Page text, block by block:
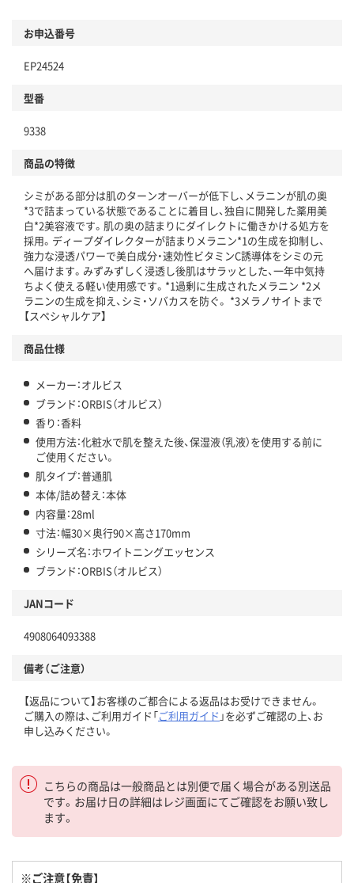
お申込番号
EP24524
型番
9338
商品の特徴
シミがある部分は肌のターンオーバーが低下し、メラニンが肌の奥
*3で詰まっている状態であることに着目し、独自に開発した薬用美
白*2美容液です。肌の奥の詰まりにダイレクトに働きかける処方を
採用。ディープダイレクターが詰まりメラニン*1の生成を抑制し、
強力な浸透パワーで美白成分・速効性ビタミンC誘導体をシミの元
へ届けます。みずみずしく浸透し後肌はサラッとした、一年中気持
ちよく使える軽い使用感です。*1過剰に生成されたメラニン *2メ
ラニンの生成を抑え、シミ・ソバカスを防ぐ。 *3メラノサイトまで
【スペシャルケア】
商品仕様
メーカー：オルビス
ブランド：ORBIS（オルビス）
香り：香料
使用方法：化粧水で肌を整えた後、保湿液（乳液）を使用する前に
ご使用ください。
肌タイプ：普通肌
本体/詰め替え：本体
内容量：28ml
寸法：幅30×奥行90×高さ170mm
シリーズ名：ホワイトニングエッセンス
ブランド：ORBIS（オルビス）
JANコード
4908064093388
備考（ご注意）
【返品について】お客様のご都合による返品はお受けできません。
ご購入の際は、ご利用ガイド「ご利用ガイド 」を必ずご確認の上、お
申し込みください。
こちらの商品は一般商品とは別便で届く場合がある別送品
です。お届け日の詳細はレジ画面にてご確認をお願い致し
ます。
※ご注意【免責】